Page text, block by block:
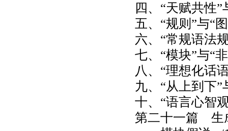
四、“天赋共性”
五、“规则”与“
六、“常规语法
七、“模块”与“
八、“理想化话
九、“从上到下”
十、“语言心智
第二十一篇 生